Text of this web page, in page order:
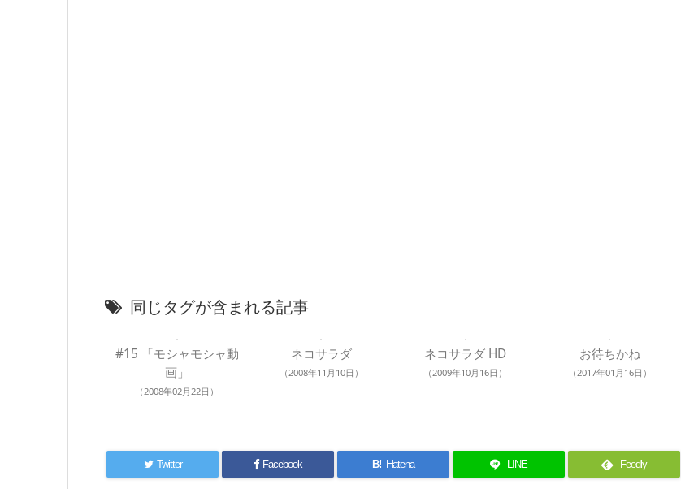
同じタグが含まれる記事
#15 「モシャモシャ動
画」
（2008年02月22日）
ネコサラダ
（2008年11月10日）
ネコサラダ HD
（2009年10月16日）
お待ちかね
（2017年01月16日）
Twitter Facebook B! Hatena LINE Feedly